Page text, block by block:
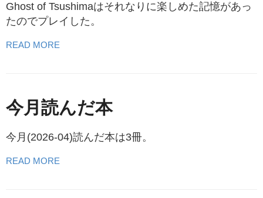
Ghost of Tsushimaはそれなりに楽しめた記憶があっ
たのでプレイした。
READ MORE
今月読んだ本
今月(2026-04)読んだ本は3冊。
READ MORE